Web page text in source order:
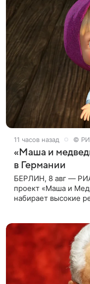
11 часов назад ©
«Маша и
в Германии
БЕРЛИН, 8 авг —
проект «Маша и
набирает высокие